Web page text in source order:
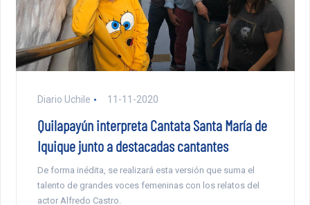
Diario Uchile 11-11-2020
Quilapayún interpreta Cantata Santa María de
Iquique junto a destacadas cantantes
De forma inédita, se realizará esta versión que suma el
talento de grandes voces femeninas con los relatos del
actor Alfredo Castro.